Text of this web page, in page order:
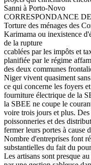
Sanni à Porto-Novo
CORRESPONDANCE
Torture des ménages des
Karimama ou inexistence
de la rupture
ccablées par les impôts et
planifiée par le régime
des deux communes
Niger vivent quasiment
ce qui concerne les foyers
fourniture électrique de la
la SBEE ne coupe le
voire trois jours et plus. Des
poissonneries et des
fermer leurs portes à cause
Nombre d'entreprises font
substantielles du fait du
Les artisans sont presque